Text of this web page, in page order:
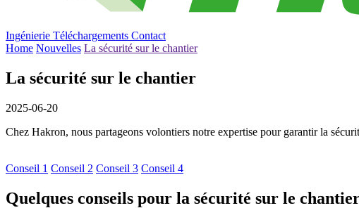
Ingénierie Téléchargements Contact
Home Nouvelles La sécurité sur le chantier
La sécurité sur le chantier
2025-06-20
Chez Hakron, nous partageons volontiers notre expertise pour garantir la
Conseil 1 Conseil 2 Conseil 3 Conseil 4
Quelques conseils pour la sécurité sur le